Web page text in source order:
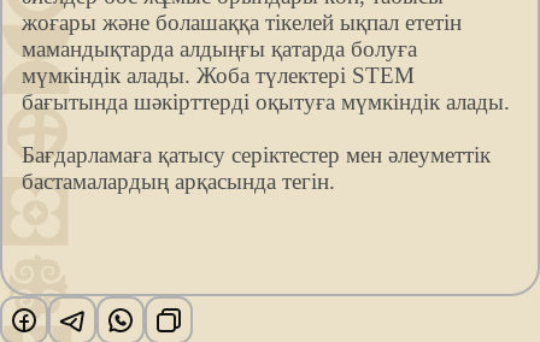
жоғары және болашаққа тікелей ықпал ететін
мамандықтарда алдыңғы қатарда болуға
мүмкіндік алады. Жоба түлектері STEM
бағытында шәкірттерді оқытуға мүмкіндік алады.
Бағдарламаға қатысу серіктестер мен әлеуметтік
бастамалардың арқасында тегін.